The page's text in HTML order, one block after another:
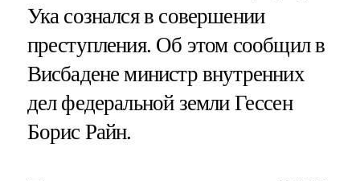
Ука сознался в совершении
преступления. Об этом сообщил в
Висбадене министр внутренних
дел федеральной земли Гессен
Борис Райн.